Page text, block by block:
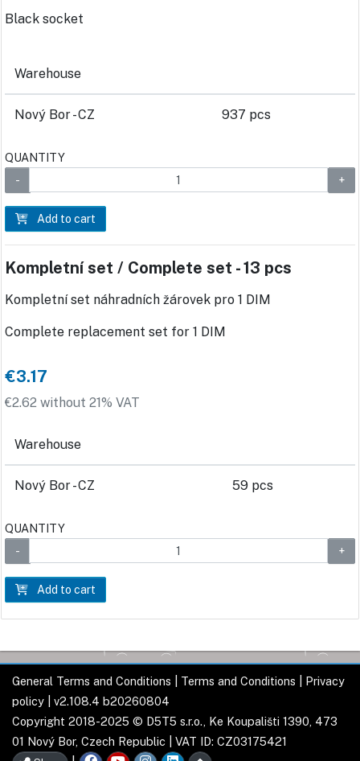
Black socket
Warehouse
Nový Bor - CZ 937 pcs
QUANTITY
Add to cart
Kompletní set / Complete set - 13 pcs
Kompletní set náhradních žárovek pro 1 DIM
Complete replacement set for 1 DIM
€3.17
€2.62 without 21% VAT
Warehouse
Nový Bor - CZ 59 pcs
QUANTITY
Add to cart
General Terms and Conditions Terms and Conditions
Privacy
policy | v2.108.4 b20260804
Copyright 2018-2025 © D5T5 s.r.o., Ke Koupališti 1390, 473
01 Nový Bor, Czech Republic | VAT ID: CZ03175421